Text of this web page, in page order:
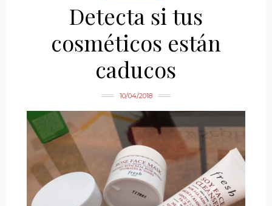
Detecta si tus
cosméticos están
caducos
10/04/2018